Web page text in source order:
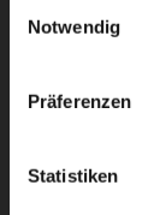
Notwendig
Präferenzen
Statistiken